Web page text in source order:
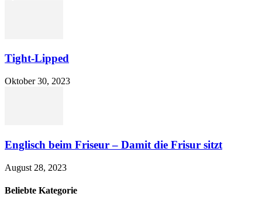
Tight-Lipped
Oktober 30, 2023
Englisch beim Friseur – Damit die Frisur sitzt
August 28, 2023
Beliebte Kategorie